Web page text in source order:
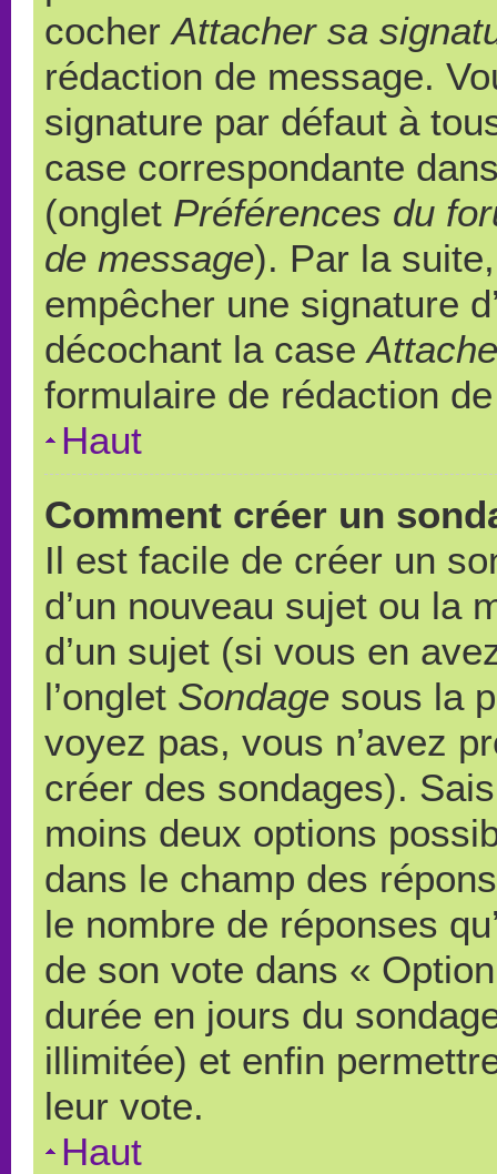
cocherAttacher sa
rédaction de message.
signature par défaut à
case correspondante
(onglet Préférences du
de message). Par la
empêcher une signature
décochant la case
formulaire de rédaction
Haut
Comment créer un
Il est facile de créer un
d’un nouveau sujet ou la
d’un sujet (si vous en
l’onglet Sondage sous la
voyez pas, vous n’avez
créer des sondages).
moins deux options
dans le champ des
le nombre de réponses
de son vote dans «
durée en jours du
illimitée) et enfin
leur vote.
Haut